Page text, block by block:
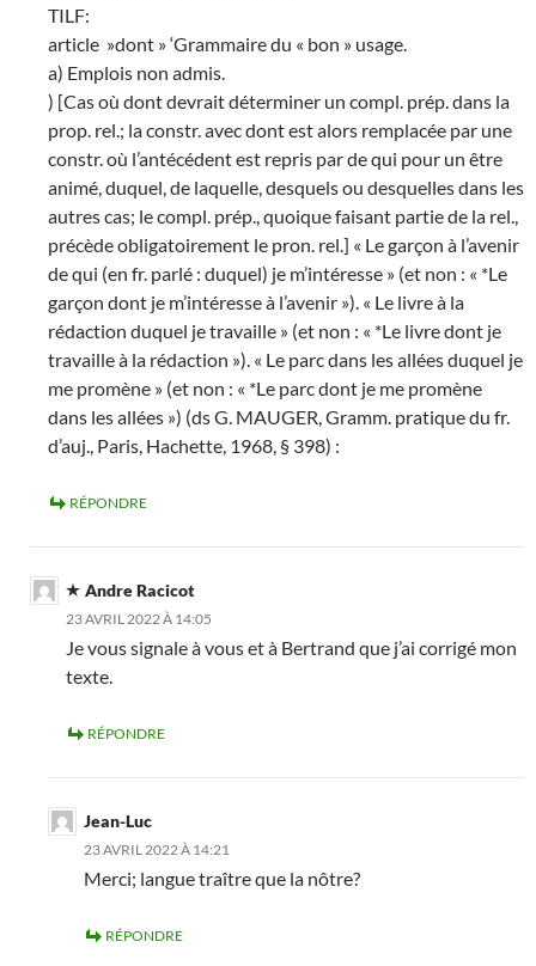
TILF:
article »dont » ‘Grammaire du « bon » usage.
a) Emplois non admis.
) [Cas où dont devrait déterminer un compl. prép. dans la
prop. rel.; la constr. avec dont est alors remplacée par une
constr. où l’antécédent est repris par de qui pour un être
animé, duquel, de laquelle, desquels ou desquelles dans les
autres cas; le compl. prép., quoique faisant partie de la rel.,
précède obligatoirement le pron. rel.] « Le garçon à l’avenir
de qui (en fr. parlé : duquel) je m’intéresse » (et non : « *Le
garçon dont je m’intéresse à l’avenir »). « Le livre à la
rédaction duquel je travaille » (et non : « *Le livre dont je
travaille à la rédaction »). « Le parc dans les allées duquel je
me promène » (et non : « *Le parc dont je me promène
dans les allées ») (ds G. MAUGER, Gramm. pratique du fr.
d’auj., Paris, Hachette, 1968, § 398) :
RÉPONDRE
Andre Racicot
23 AVRIL 2022 À 14:05
Je vous signale à vous et à Bertrand que j’ai corrigé mon
texte.
RÉPONDRE
Jean-Luc
23 AVRIL 2022 À 14:21
Merci; langue traître que la nôtre?
RÉPONDRE